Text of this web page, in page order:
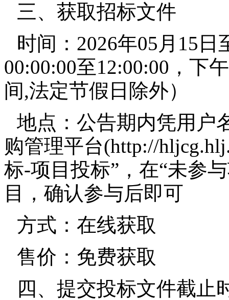
三、获取招标文件
时间：2026年05月15日
00:00:00至12:00:00，下
间,法定节假日除外）
地点：公告期内凭用户
购管理平台(http://
标-项目投标”，在“未参
目，确认参与后即可
方式：在线获取
售价：免费获取
四、提交投标文件截止